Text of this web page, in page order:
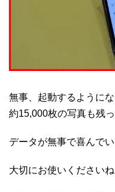
無事、起動するようにな
約15,000枚の写真も残っ
データが無事で喜んで
大切にお使いくださいね